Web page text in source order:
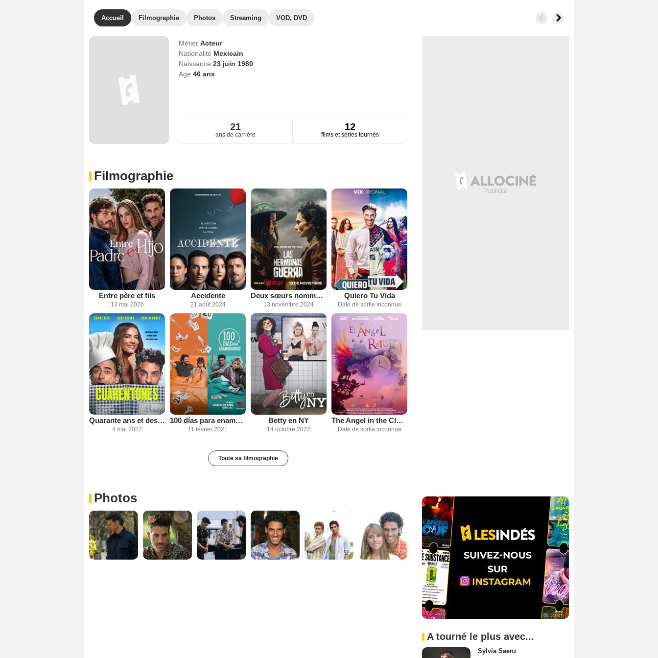
Accueil Filmographie Photos Streaming VOD, DVD
Métier Acteur
Nationalité Mexicain
Naissance 23 juin 1980
Age 46ans
21
ans de carrière
12
films et séries tournés
Filmographie
Entre père et fils
13 mai 2026
Accidente
21 août 2024
Deux sœurs nommées Guerra
13 novembre 2024
Quiero Tu Vida
Date de sortie inconnue
Quarante ans et des surprises
4 mai 2022
100 días para enamorarnos
11 février 2021
Betty en NY
14 octobre 2022
The Angel in the Clock
Date de sortie inconnue
Toute sa filmographie
Photos
A tourné le plus avec...
Sylvia Saenz